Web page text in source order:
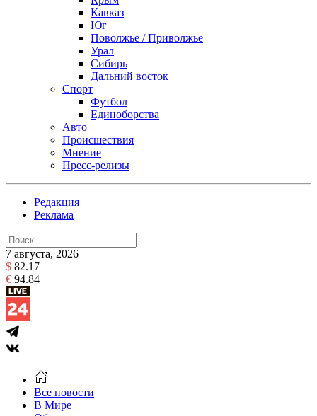
Кавказ
Юг
Поволжье / Приволжье
Урал
Сибирь
Дальний восток
Спорт
Футбол
Единоборства
Авто
Происшествия
Мнение
Пресс-релизы
Редакция
Реклама
7 августа, 2026
$ 82.17
€ 94.84
Все новости
В Мире